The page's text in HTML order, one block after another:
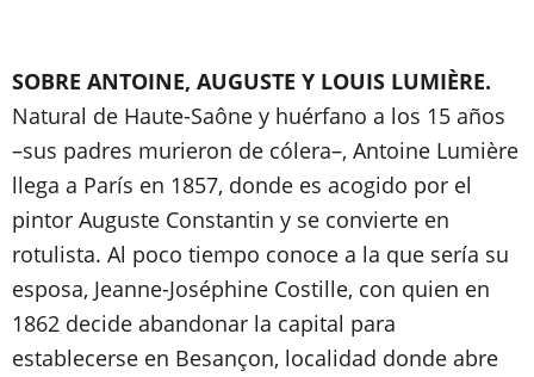
SOBRE ANTOINE, AUGUSTE Y LOUIS LUMIÈRE.
Natural de Haute-Saône y huérfano a los 15 años
–sus padres murieron de cólera–, Antoine Lumière
llega a París en 1857, donde es acogido por el
pintor Auguste Constantin y se convierte en
rotulista. Al poco tiempo conoce a la que sería su
esposa, Jeanne-Joséphine Costille, con quien en
1862 decide abandonar la capital para
establecerse en Besançon, localidad donde abre